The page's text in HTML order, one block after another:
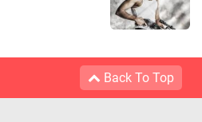
Back To Top